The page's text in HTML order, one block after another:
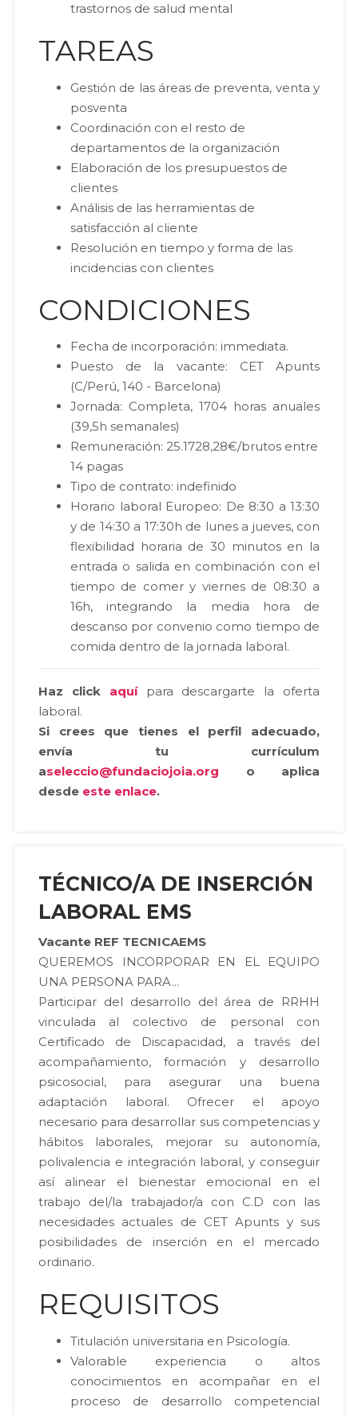
trastornos de salud mental
TAREAS
Gestión de las áreas de preventa, venta y
posventa
Coordinación con el resto de
departamentos de la organización
Elaboración de los presupuestos de
clientes
Análisis de las herramientas de
satisfacción al cliente
Resolución en tiempo y forma de las
incidencias con clientes
CONDICIONES
Fecha de incorporación: immediata.
Puesto de la vacante: CET Apunts
(C/Perú, 140 - Barcelona)
Jornada: Completa, 1704 horas anuales
(39,5h semanales)
Remuneración: 25.1728,28€/brutos entre
14 pagas
Tipo de contrato: indefinido
Horario laboral Europeo: De 8:30 a 13:30
y de 14:30 a 17:30h de lunes a jueves, con
flexibilidad horaria de 30 minutos en la
entrada o salida en combinación con el
tiempo de comer y viernes de 08:30 a
16h, integrando la media hora de
descanso por convenio como tiempo de
comida dentro de la jornada laboral.
Haz click aquí para descargarte la oferta
laboral.
Si crees que tienes el perfil adecuado,
envía tu currículum
aseleccio@fundaciojoia.org o aplica
desde este enlace.
TÉCNICO/A DE INSERCIÓN
LABORAL EMS
Vacante REF TECNICAEMS
QUEREMOS INCORPORAR EN EL EQUIPO
UNA PERSONA PARA...
Participar del desarrollo del área de RRHH
vinculada al colectivo de personal con
Certificado de Discapacidad, a través del
acompañamiento, formación y desarrollo
psicosocial, para asegurar una buena
adaptación laboral. Ofrecer el apoyo
necesario para desarrollar sus competencias y
hábitos laborales, mejorar su autonomía,
polivalencia e integración laboral, y conseguir
así alinear el bienestar emocional en el
trabajo del/la trabajador/a con C.D con las
necesidades actuales de CET Apunts y sus
posibilidades de inserción en el mercado
ordinario.
REQUISITOS
Titulación universitaria en Psicología.
Valorable experiencia o altos
conocimientos en acompañar en el
proceso de desarrollo competencial